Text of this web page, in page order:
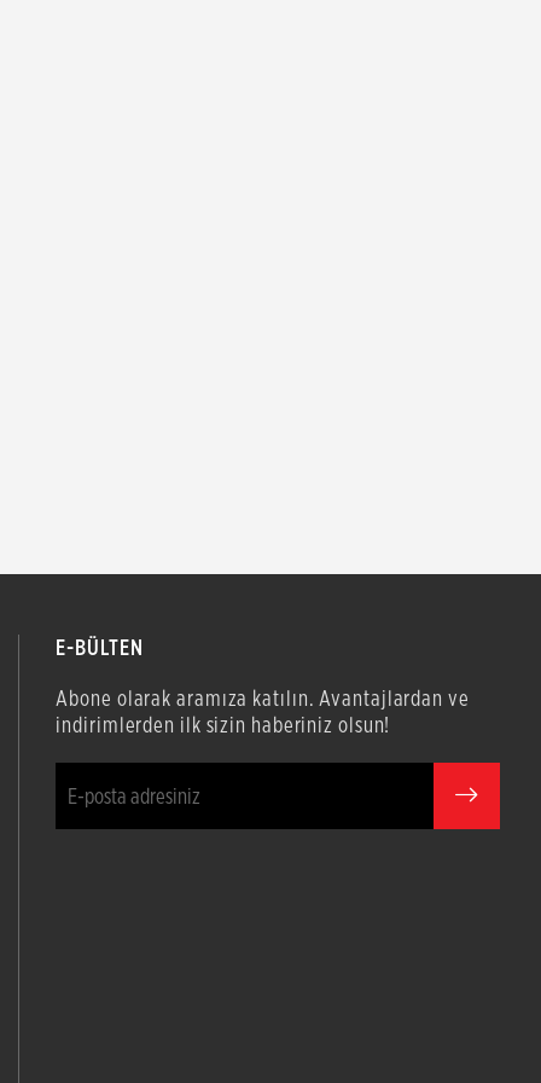
E-BÜLTEN
Abone olarak aramıza katılın. Avantajlardan ve
indirimlerden ilk sizin haberiniz olsun!